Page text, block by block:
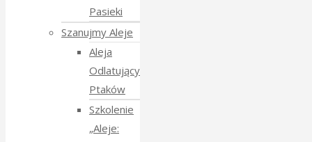
Pasieki
Szanujmy Aleje
Aleja
Odlatujących
Ptaków
Szkolenie
„Aleje: